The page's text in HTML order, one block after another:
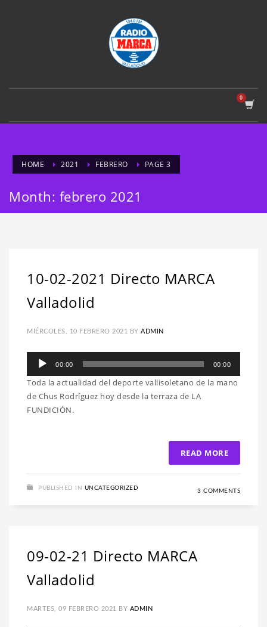
HOME 2021 FEBRERO PAGE 3
Month: febrero 2021
10-02-2021 Directo MARCA
Valladolid
MIÉRCOLES, 10 FEBRERO 2021 BY ADMIN
Reproductor
audio
00:00 00:00
Toda la actualidad del deporte vallisoletano de la mano
de Chus Rodríguez hoy desde la terraza de LA
FUNDICIÓN.
READ MORE
PUBLISHED IN UNCATEGORIZED 3 COMMENTS
09-02-21 Directo MARCA
Valladolid
MARTES, 09 FEBRERO 2021 BY ADMIN